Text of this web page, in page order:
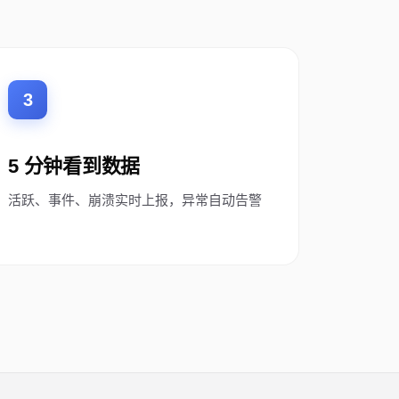
-e
3
5 分钟看到数据
活跃、事件、崩溃实时上报，异常自动告警